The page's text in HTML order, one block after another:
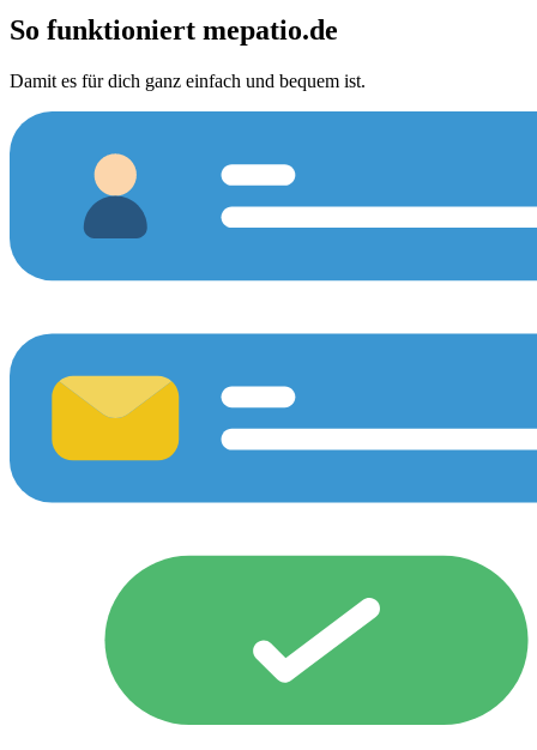
So funktioniert mepatio.de
Damit es für dich ganz einfach und bequem ist.